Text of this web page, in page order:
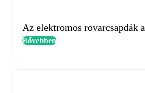
Az elektromos rovarcsapdák a
Bővebben